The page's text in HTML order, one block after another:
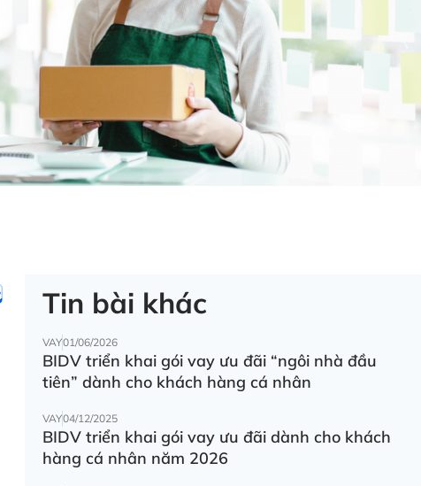
Tin bài khác
VAY01/06/2026
BIDV triển khai gói vay ưu đãi “ngôi nhà đầu
tiên” dành cho khách hàng cá nhân
VAY04/12/2025
BIDV triển khai gói vay ưu đãi dành cho khách
hàng cá nhân năm 2026